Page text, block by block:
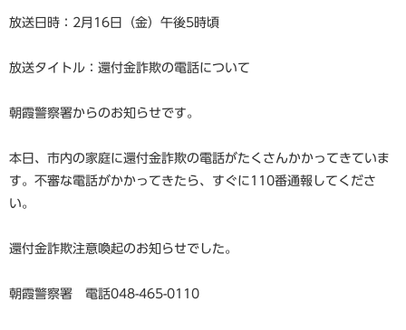
放送日時：2月16日（金）午後5時頃
放送タイトル：還付金詐欺の電話について
朝霞警察署からのお知らせです。
本日、市内の家庭に還付金詐欺の電話がたくさんかかってきていま
す。不審な電話がかかってきたら、すぐに110番通報してくださ
い。
還付金詐欺注意喚起のお知らせでした。
朝霞警察署 電話048-465-0110